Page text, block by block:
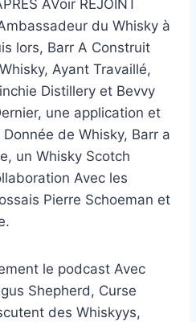
AVoir REJOINT
du Whisky à
lors, Barr A Construit
Ayant Travaillé,
Distillery et Bevvy
une application et
de Whisky, Barr a
un Whisky Scotch
Avec les
Pierre Schoeman et
le podcast Avec
Shepherd, Curse
des Whiskyys,